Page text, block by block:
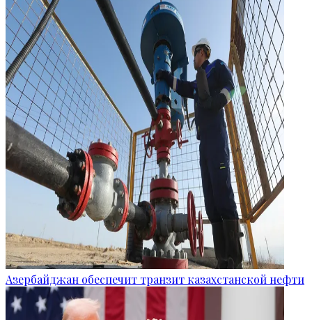
Азербайджан обеспечит транзит казахстанской нефти